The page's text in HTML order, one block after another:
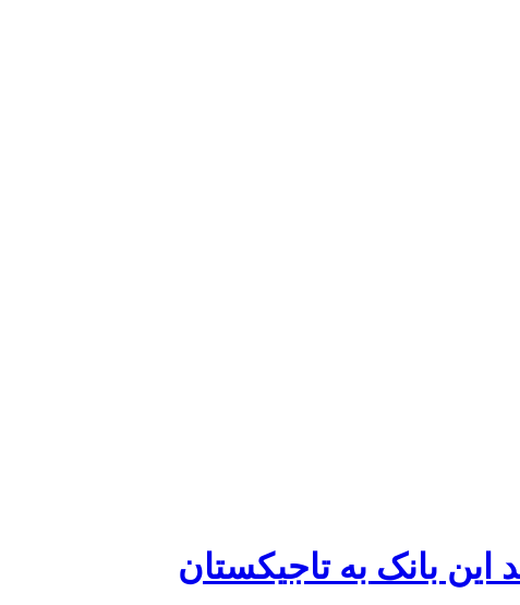
بانک به تاجیکستان